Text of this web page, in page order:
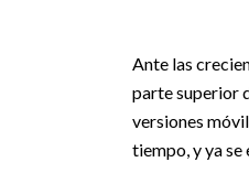
Ante las
parte superior
versiones
tiempo, y ya se